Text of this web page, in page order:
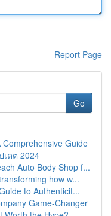
Report Page
Go
Guide
เดต 2024
Auto Body Shop f...
how w...
to Authenticit...
Game-Changer